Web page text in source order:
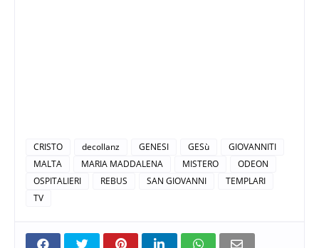
CRISTO decollanz GENESI GESù
GIOVANNITI
MALTA
MARIA MADDALENA MISTERO
ODEON
OSPITALIERI
REBUS SAN GIOVANNI
TEMPLARI
TV